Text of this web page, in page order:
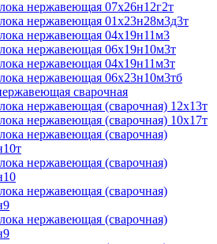
нержавеющая 07х26н12г2т
нержавеющая 01х23н28м3д3т
нержавеющая 04х19н11м3
нержавеющая 06х19н10м3т
нержавеющая 04х19н11м3т
нержавеющая 06х23н10м3тб
сварочная
нержавеющая (сварочная) 12х13т
нержавеющая (сварочная) 10х17т
нержавеющая (сварочная)
нержавеющая (сварочная)
нержавеющая (сварочная)
нержавеющая (сварочная)